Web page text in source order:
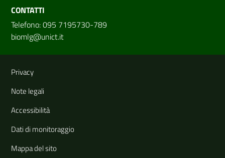
CONTATTI
Telefono: 095 7195730-789
biomlg@unict.it
Link e informazioni utili
Privacy
Note legali
Accessibilità
Dati di monitoraggio
Mappa del sito